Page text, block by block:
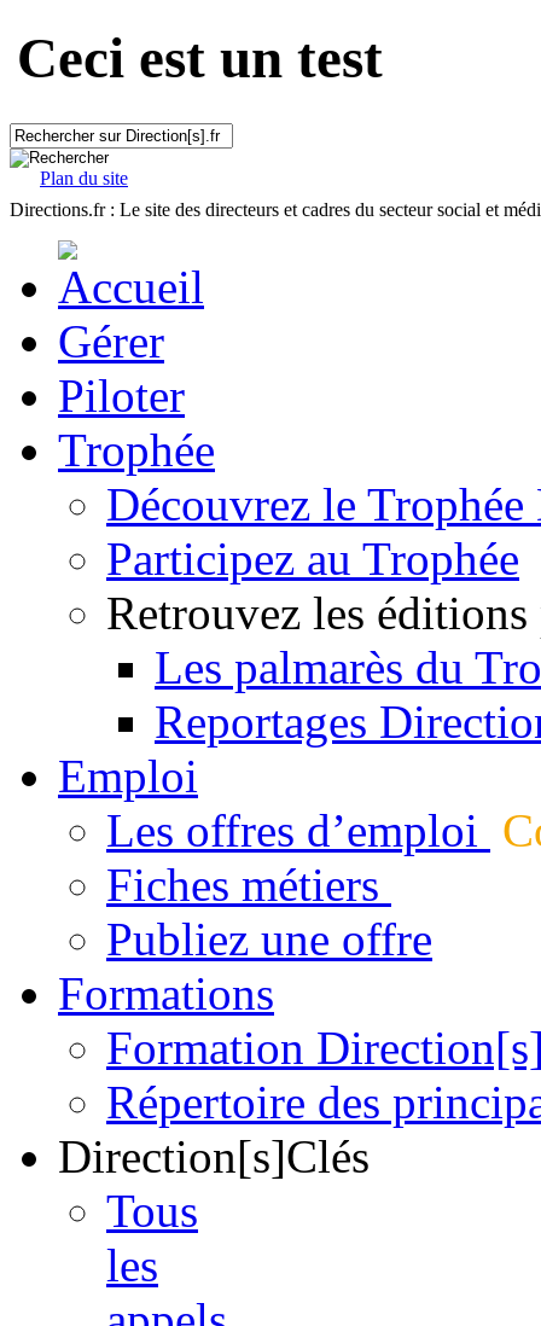
Ceci est un test
Plan du site
Directions.fr : Le site des directeurs et cadres du secteur social et
Gérer
Piloter
Trophée
Découvrez le
Participez au Trophée
Retrouvez les éditions
Les palmarès du
Reportages
Emploi
Les offres d’emploi
Fiches métiers
Publiez une offre
Formations
Formation
Répertoire des
Direction[s]Clés
Tous
les